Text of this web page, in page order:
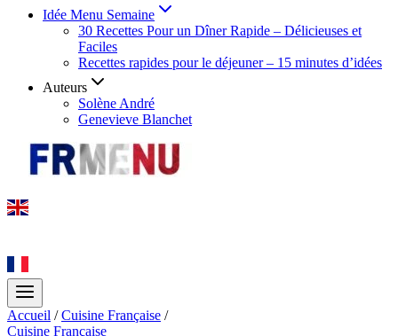
Idée Menu Semaine
30 Recettes Pour un Dîner Rapide – Délicieuses et
Faciles
Recettes rapides pour le déjeuner – 15 minutes d’idées
Auteurs
Solène André
Genevieve Blanchet
Accueil / Cuisine Française /
Cuisine Française